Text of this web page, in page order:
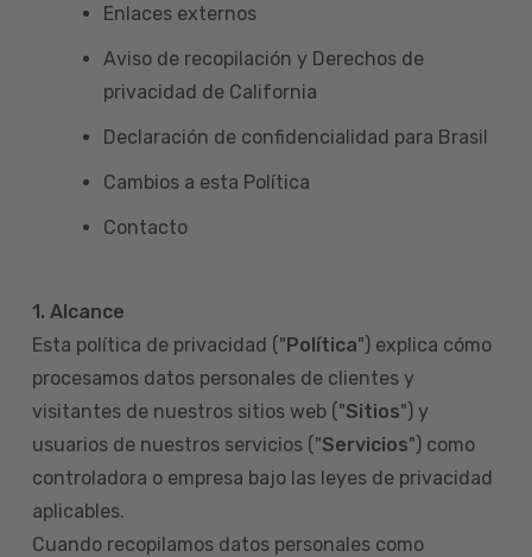
Enlaces externos
Aviso de recopilación y Derechos de
privacidad de California
Declaración de confidencialidad para Brasil
Cambios a esta Política
Contacto
1. Alcance
Esta política de privacidad ("Política") explica cómo
procesamos datos personales de clientes y
visitantes de nuestros sitios web ("Sitios") y
usuarios de nuestros servicios ("Servicios") como
controladora o empresa bajo las leyes de privacidad
aplicables.
Cuando recopilamos datos personales como